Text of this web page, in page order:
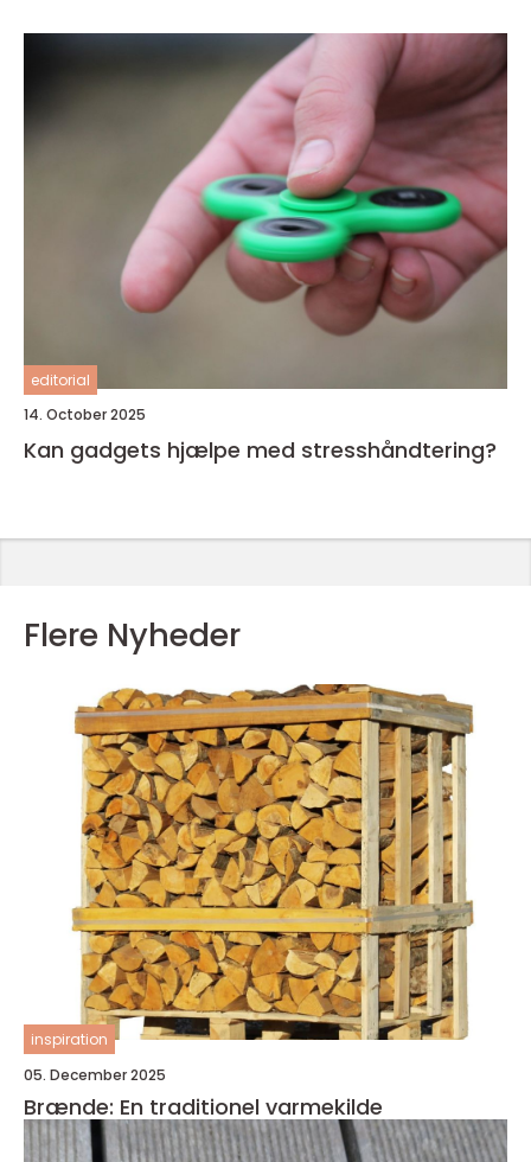
editorial
14. October 2025
Kan gadgets hjælpe med stresshåndtering?
Flere Nyheder
inspiration
05. December 2025
Brænde: En traditionel varmekilde